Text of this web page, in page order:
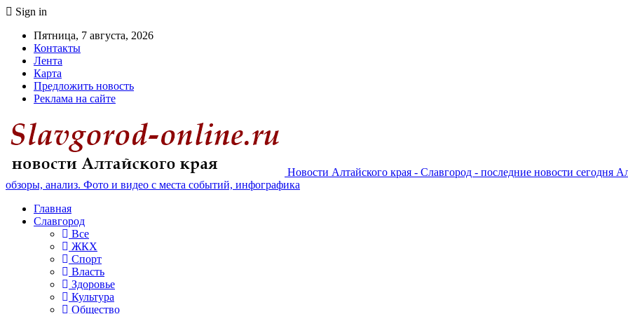
Sign in
Пятница, 7 августа, 2026
Контакты
Лента
Карта
Предложить новость
Реклама на сайте
Новости Алтайского края - Славгород - последние новости сегодня
обзоры, анализ. Фото и видео с места событий, инфографика
Главная
Славгород
Все
ЖКХ
Спорт
Власть
Здоровье
Культура
Общество